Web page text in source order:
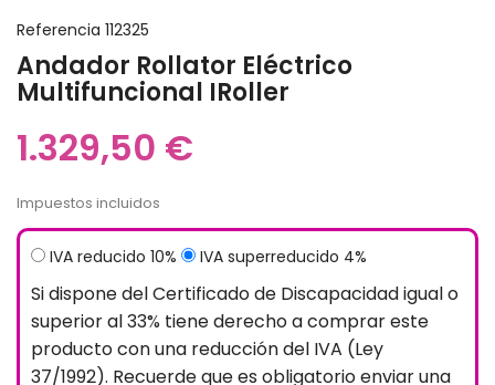
Referencia 112325
Andador Rollator Eléctrico
Multifuncional IRoller
1.329,50 €
Impuestos incluidos
IVA reducido 10% IVA superreducido 4%
Si dispone del Certificado de Discapacidad igual o
superior al 33% tiene derecho a comprar este
producto con una reducción del IVA (Ley
37/1992). Recuerde que es obligatorio enviar una